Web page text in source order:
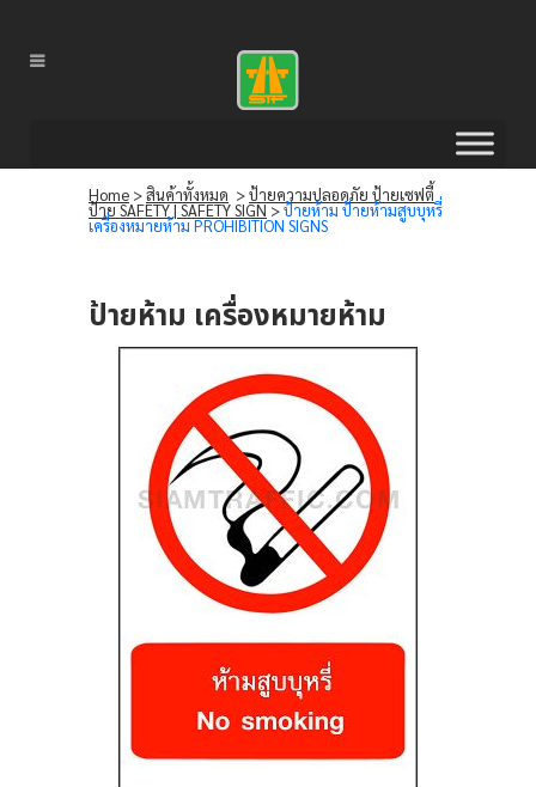
Home >สินค้าทั้งหมด >ป้ายความปลอดภัย ป้ายเซฟตี้
ป้าย SAFETY | SAFETY SIGN>ป้ายห้าม ป้ายห้ามสูบบุหรี่
เครื่องหมายห้าม PROHIBITION SIGNS
ป้ายห้าม เครื่องหมายห้าม